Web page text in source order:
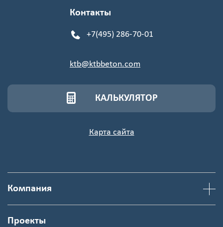
Контакты
+7(495) 286-70-01
ktb@ktbbeton.com
КАЛЬКУЛЯТОР
Карта сайта
Компания
Проекты